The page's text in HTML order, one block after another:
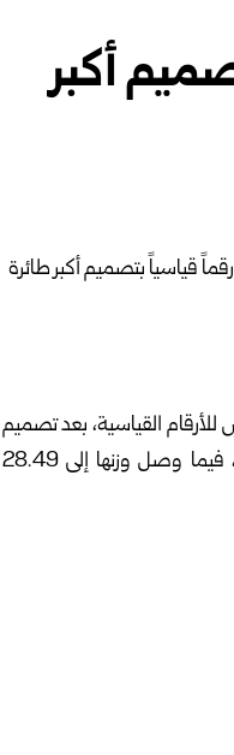
أكبر
القياسية، بعد تصميم
وإطلاق أكبر طائرة ورقية في العالم، بلغ طولها سبعة أمتار، وطول جناحيها 20.04 متراً، فيما وصل وزنها إلى 28.49